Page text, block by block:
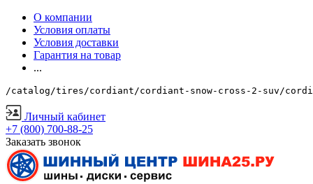
О компании
Условия оплаты
Условия доставки
Гарантия на товар
...
/catalog/tires/cordiant/cordiant-snow-cross-2-suv/
Личный кабинет
+7 (800) 700-88-25
Заказать звонок